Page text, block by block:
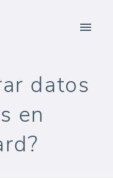
datos
en